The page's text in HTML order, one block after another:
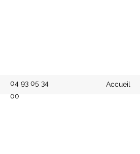
04 93 05 34
00
Accueil